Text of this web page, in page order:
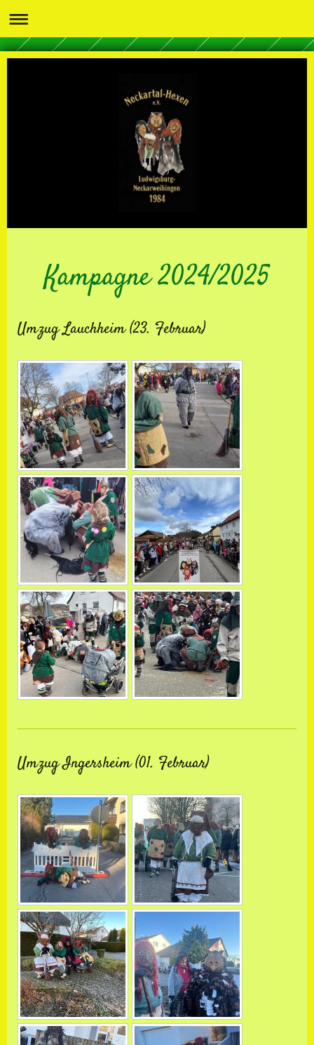
Kampagne 2024/2025
Umzug Lauchheim (23. Februar)
Umzug Ingersheim (01. Februar)